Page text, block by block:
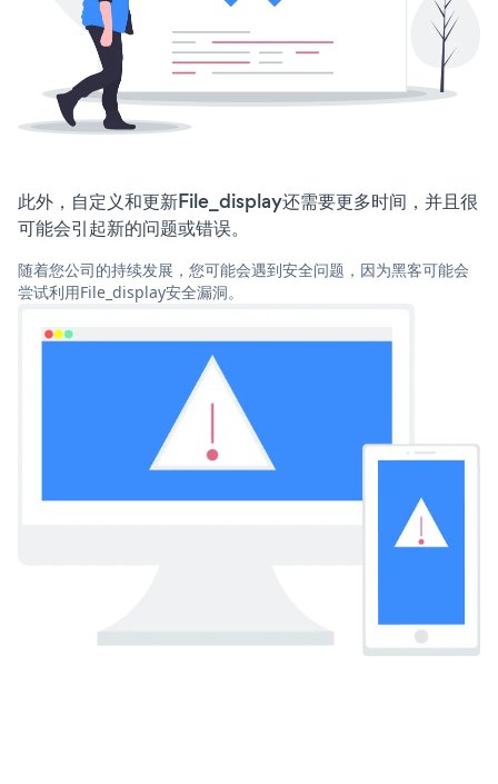
此外，自定义和更新File_display还需要更多时间，并且很
可能会引起新的问题或错误。
随着您公司的持续发展，您可能会遇到安全问题，因为黑客可能会
尝试利用File_display安全漏洞。